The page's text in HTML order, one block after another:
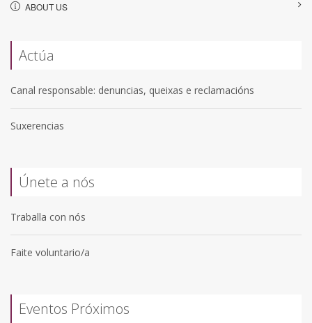
ABOUT US
Actúa
Canal responsable: denuncias, queixas e reclamacións
Suxerencias
Únete a nós
Traballa con nós
Faite voluntario/a
Eventos Próximos